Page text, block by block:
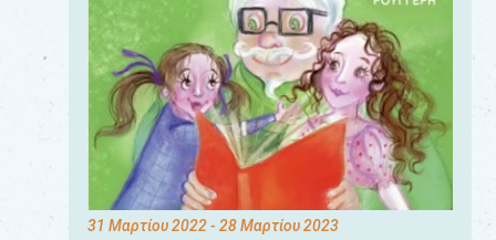
31 Μαρτίου 2022- 28 Μαρτίου 2023